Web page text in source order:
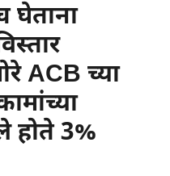
घेताना
ACB च्या
होते 3%